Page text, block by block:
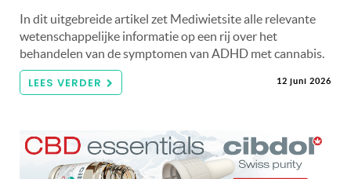
In dit uitgebreide artikel zet Mediwietsite alle relevante
wetenschappelijke informatie op een rij over het
behandelen van de symptomen van ADHD met cannabis.
LEES VERDER 12 juni 2026